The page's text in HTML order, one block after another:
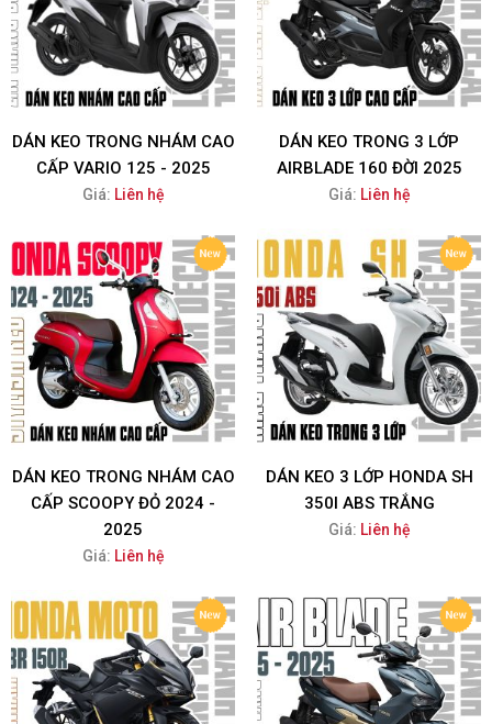
DÁN KEO TRONG NHÁM CAO
CẤP VARIO 125 - 2025
Giá: Liên hệ
DÁN KEO TRONG 3 LỚP
AIRBLADE 160 ĐỜI 2025
Giá: Liên hệ
DÁN KEO TRONG NHÁM CAO
CẤP SCOOPY ĐỎ 2024 -
2025
Giá: Liên hệ
DÁN KEO 3 LỚP HONDA SH
350I ABS TRẮNG
Giá: Liên hệ